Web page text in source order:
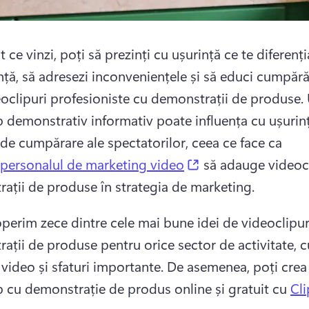
ce vinzi, poți să prezinți cu ușurință ce te
să adresezi inconveniențele și să educi
profesioniste cu demonstrații de produse.
demonstrativ informativ poate influența cu
cumpărare ale spectatorilor, ceea ce face ca
de marketing video
(opens in a new
să adauge
de produse în strategia de marketing.
zece dintre cele mai bune idei de
de produse pentru orice sector de activitate,
și sfaturi importante. De asemenea, poți
cu demonstrație de produs online și gratuit cu